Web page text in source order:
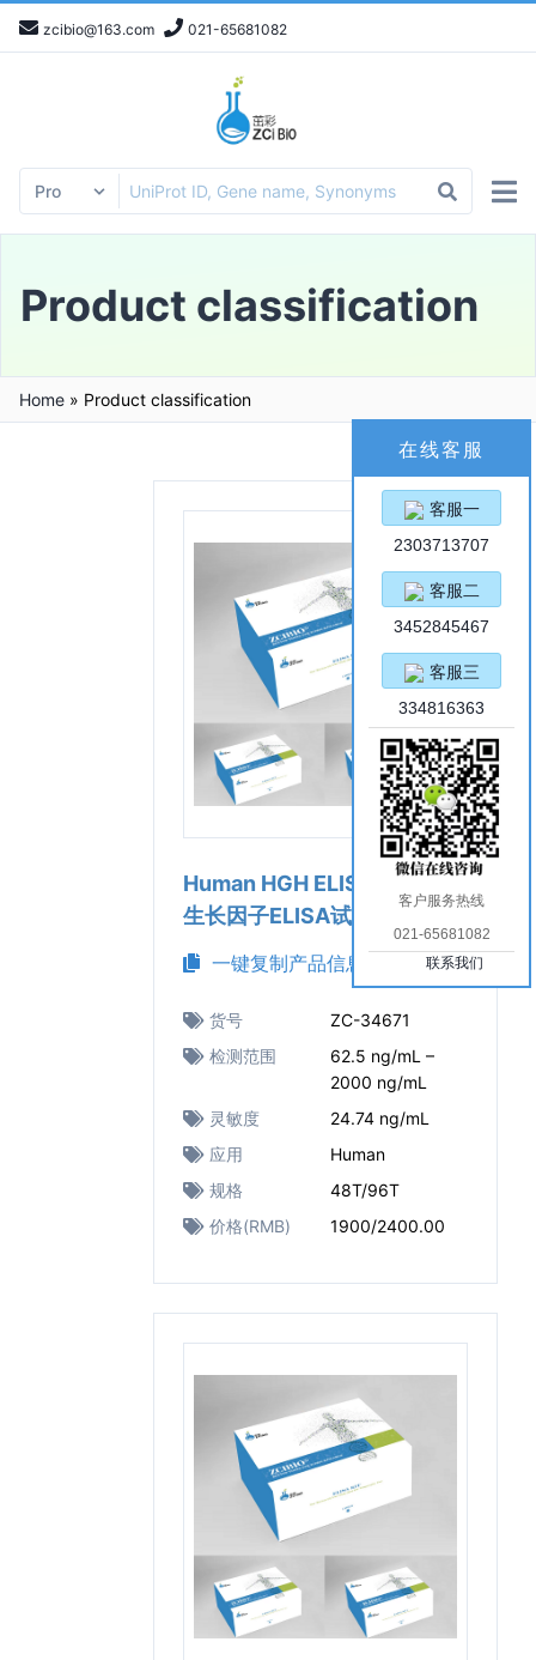
zcibio@163.com 021-65681082
Product classification
Home » Product classification
Human HGH ELISA Kit（人
生长因子ELISA试剂盒）
一键复制产品信息
货号
ZC-34671
检测范围
62.5 ng/mL –
2000 ng/mL
灵敏度
24.74 ng/mL
应用
Human
规格
48T/96T
价格(RMB)
1900/2400.00
在线客服
客服一
2303713707
客服二
3452845467
客服三
334816363
客户服务热线
021-65681082
联系我们